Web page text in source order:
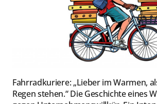
Fahrradkuriere: „Lieber im Warmen,
Regen stehen.“ Die Geschichte eines